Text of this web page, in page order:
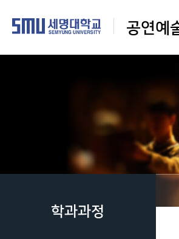
공연예
학과과정